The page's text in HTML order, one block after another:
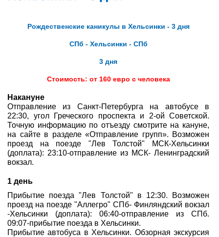
Спецпредложения
Страны и направления
Поиск тура
Туры по России
Автобусные туры
Круизы
Туры на пароме
Авиабилеты
Туристическая страховка
Рождественские каникулы в Хельсинки - 3 дня
СПб - Хельсинки - СПб
3 дня
Стоимость: от 160 евро с человека
Накануне
Отправление из Санкт-Петербурга на автобусе в
22:30, угол Греческого проспекта и 2-ой Советской.
Точную информацию по отъезду смотрите на кануне,
на сайте в разделе «Отправление групп». Возможен
проезд на поезде "Лев Толстой" МСК-Хельсинки
(доплата): 23:10-отправление из МСК- Ленинградский
вокзал.
1 день
Прибытие поезда "Лев Толстой" в 12:30. Возможен
проезд на поезде "Аллегро" СПб- Финляндский вокзал
-Хельсинки (доплата): 06:40-отправление из СПб.
09:07-прибытие поезда в Хельсинки.
Прибытие автобуса в Хельсинки. Обзорная экскурсия